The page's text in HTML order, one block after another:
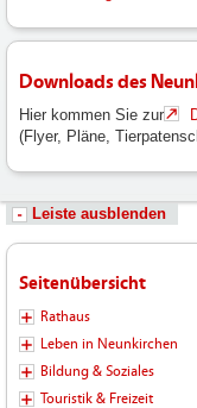
Downloads des
Hier kommen Sie zur
(Flyer, Pläne,
Leiste ausblenden
Seitenübersicht
Rathaus
Leben in Neunkirchen
Bildung & Soziales
Touristik & Freizeit